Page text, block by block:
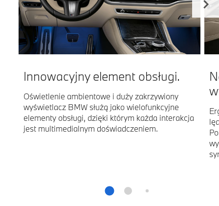
Innowacyjny element obsługi.
Oświetlenie ambientowe i duży zakrzywiony
wyświetlacz BMW służą jako wielofunkcyjne
elementy obsługi, dzięki którym każda interakcja
jest multimedialnym doświadczeniem.